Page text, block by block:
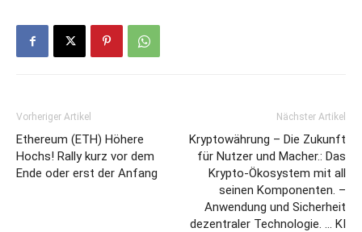
Vorheriger Artikel
Ethereum (ETH) Höhere
Hochs! Rally kurz vor dem
Ende oder erst der Anfang
Nächster Artikel
Kryptowährung – Die Zukunft
für Nutzer und Macher.: Das
Krypto-Ökosystem mit all
seinen Komponenten. –
Anwendung und Sicherheit
dezentraler Technologie. … KI